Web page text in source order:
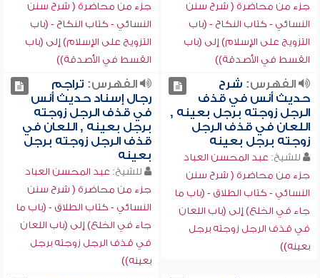
جزء من محاضرة ( شرح سنن
النسائي - كتاب النكاح - (باب
التزويج على الإسلام) إلى (باب
القسط في الأصدقة))
جزء من محاضرة ( شرح سنن
النسائي - كتاب النكاح - (باب
التزويج على الإسلام) إلى (باب
القسط في الأصدقة))
الفهرس: شرح
حديث أنس في قذف
الرجل زوجته برجل بعينه ,
اللعان في قذف الرجل
زوجته برجل بعينه
للشيخ: عبد المحسن العباد
جزء من محاضرة ( شرح سنن
النسائي - كتاب الطلاق - (باب ما
جاء في الخلع) إلى (باب اللعان
في قذف الرجل زوجته برجل
بعينه))
الفهرس: تراجم
رجال إسناد حديث أنس
في قذف الرجل زوجته
برجل بعينه , اللعان في
قذف الرجل زوجته برجل
بعينه
للشيخ: عبد المحسن العباد
جزء من محاضرة ( شرح سنن
النسائي - كتاب الطلاق - (باب ما
جاء في الخلع) إلى (باب اللعان
في قذف الرجل زوجته برجل
بعينه))